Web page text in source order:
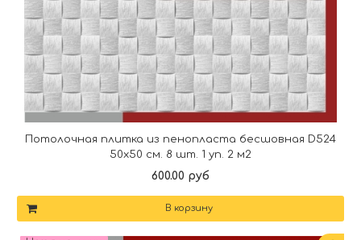
Потолочная плитка из пенопласта бесшовная D524
50х50 см. 8 шт. 1 уп. 2 м2
600.00 руб
В корзину